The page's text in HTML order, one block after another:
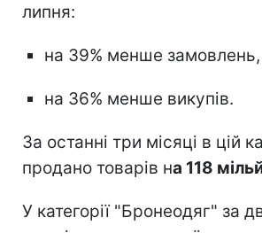
липня:
на 39% менше замовлень,
на 36% менше викупів.
За останні три місяці в цій
продано товарів на 118
У категорії "Бронеодяг" за